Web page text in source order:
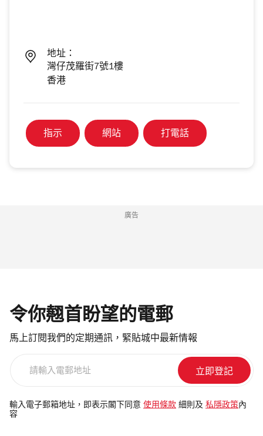
地址：
灣仔茂羅街7號1樓​
香港
指示 網站 打電話
廣告
令你翹首盼望的電郵
馬上訂閱我們的定期通訊，緊貼城中最新情報
電
郵
輸入電子郵箱地址，即表示閣下同意 使用條款 細則及 私隱政策 內
容